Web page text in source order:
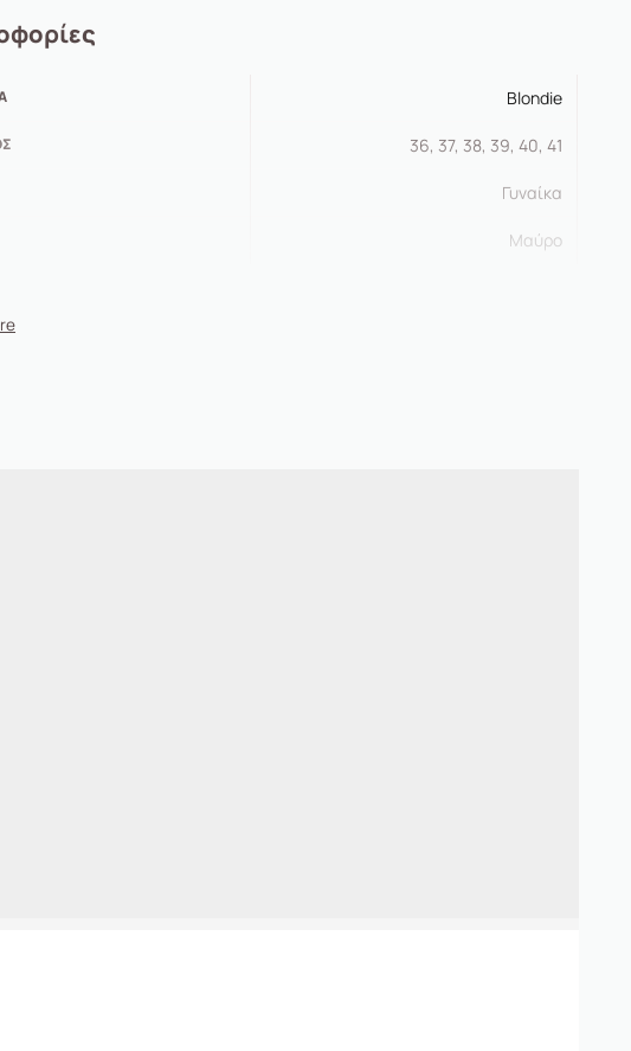
Blondie
36, 37, 38, 39, 40, 41
Γυναίκα
Μαύρο